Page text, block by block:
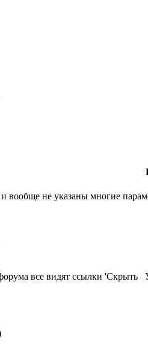
вообще не указаны многие
все видят ссылки 'Скрыть